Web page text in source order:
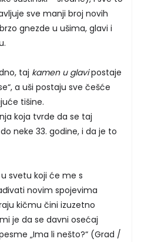
sve manji broj novih
gnezde u ušima, glavi i
taj kamen u glavipostaje
a uši postaju sve češće
tišine.
koja tvrde da se taj
neke 33. godine, i da je to
svetu koji će me s
novim spojevima
kičmu čini izuzetno
je da se davni osećaj
„Ima li nešto?“ (Grad /